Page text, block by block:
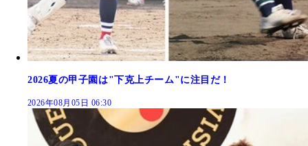
2026夏の甲子園は"下克上チーム"に注目だ！
2026年08月05日 06:30